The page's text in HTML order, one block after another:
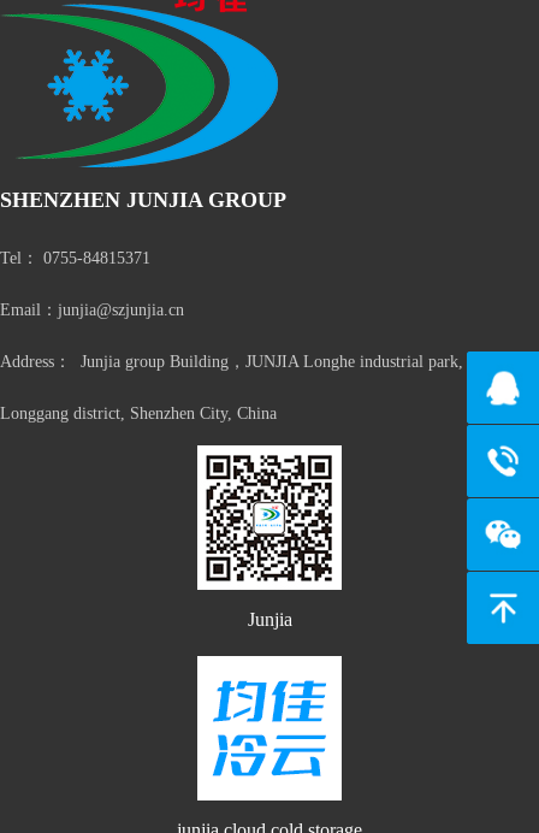
SHENZHEN JUNJIA GROUP
Tel： 0755-84815371
Email：junjia@szjunjia.cn
Address： Junjia group Building，JUNJIA Longhe industrial park, Longxi,
Longgang district, Shenzhen City, China
Junjia
返回顶